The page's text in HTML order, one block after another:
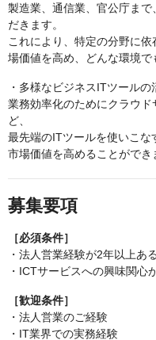
製造業、通信業、官公庁ま
だきます。
これにより、特定の分野に
場価値を高め、どんな環境で
・多様なビジネスITツールの
業務効率化のためにクラウ
ど、
最先端のITツールを使いこな
市場価値を高めることができ
募集要項
［必須条件］
・法人営業経験が2年以上あ
・ICTサービスへの興味関心
［歓迎条件］
・法人営業のご経験
・IT業界での実務経験